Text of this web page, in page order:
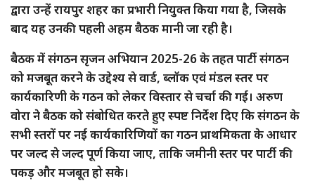
द्वारा उन्हें रायपुर शहर का प्रभारी नियुक्त किया गया है, जिसके
बाद यह उनकी पहली अहम बैठक मानी जा रही है।
बैठक में संगठन सृजन अभियान 2025-26 के तहत पार्टी संगठन
को मजबूत करने के उद्देश्य से वार्ड, ब्लॉक एवं मंडल स्तर पर
कार्यकारिणी के गठन को लेकर विस्तार से चर्चा की गई। अरुण
वोरा ने बैठक को संबोधित करते हुए स्पष्ट निर्देश दिए कि संगठन के
सभी स्तरों पर नई कार्यकारिणियों का गठन प्राथमिकता के आधार
पर जल्द से जल्द पूर्ण किया जाए, ताकि जमीनी स्तर पर पार्टी की
पकड़ और मजबूत हो सके।